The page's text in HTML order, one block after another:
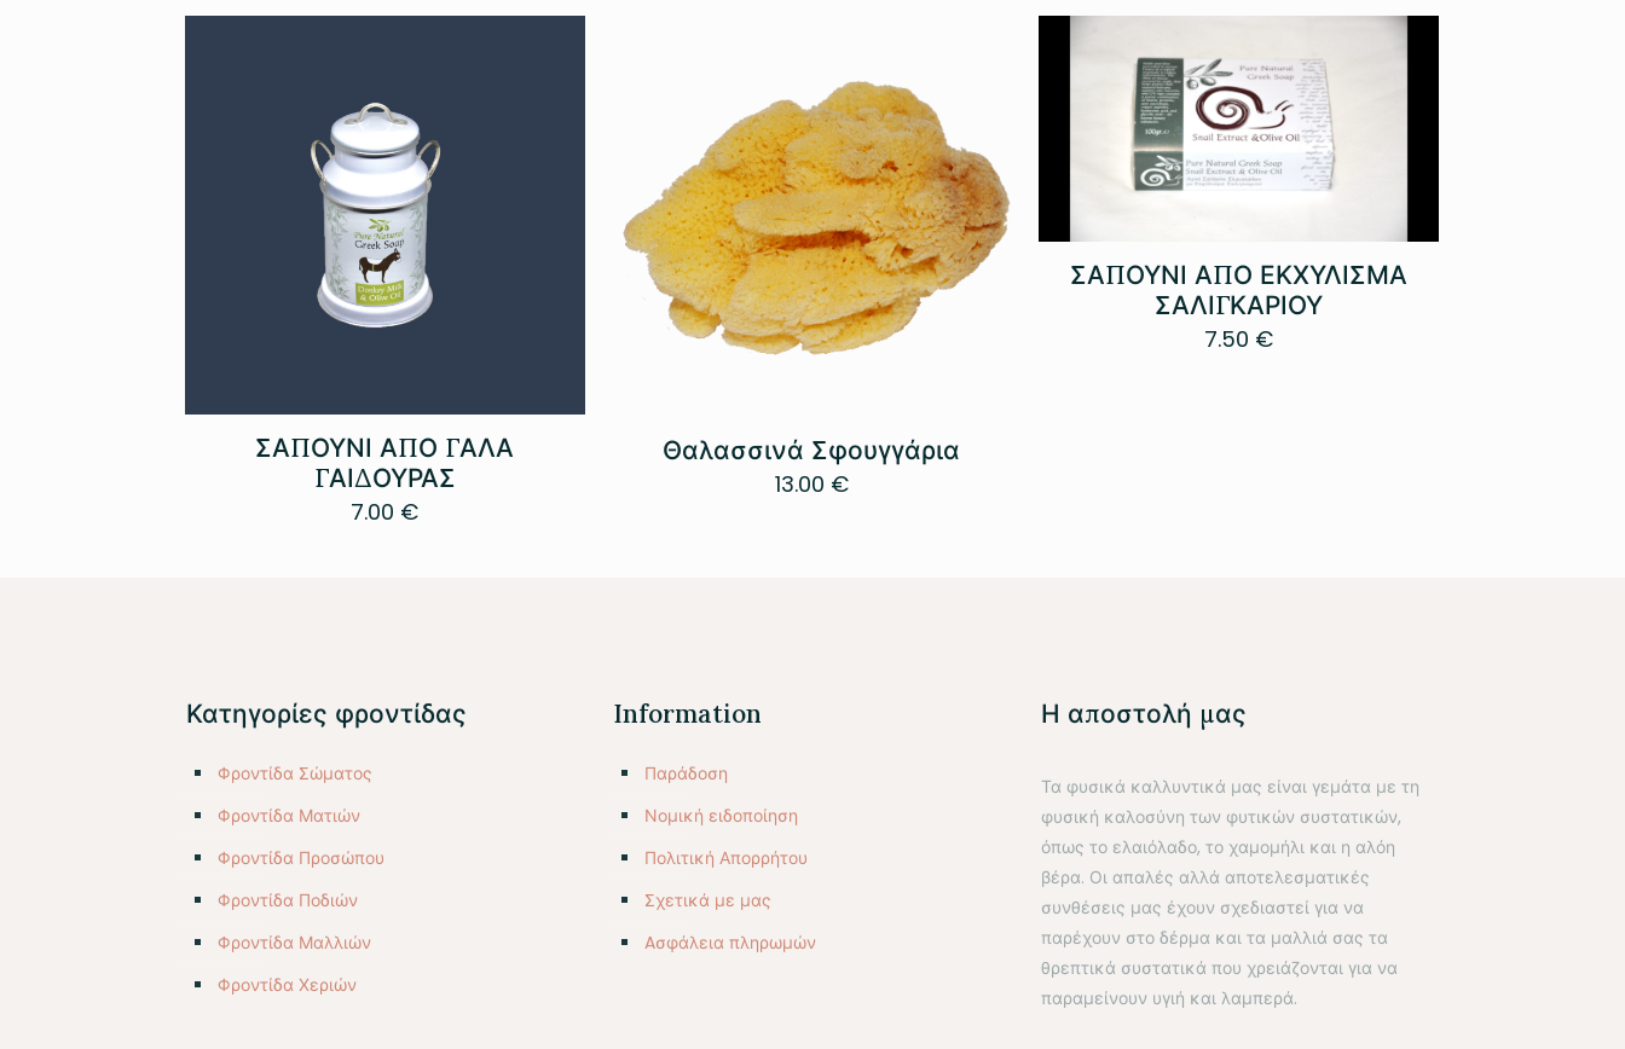
ΣΑΠΟΥΝΙ ΑΠΟ ΓΑΛΑ
ΓΑΙΔΟΥΡΑΣ
7.00 €
Θαλασσινά Σφουγγάρια
13.00 €
ΣΑΠΟΥΝΙ ΑΠΟ ΕΚΧΥΛΙΣΜΑ
ΣΑΛΙΓΚΑΡΙΟΥ
7.50 €
Κατηγορίες φροντίδας
Φροντίδα Σώματος
Φροντίδα Ματιών
Φροντίδα Προσώπου
Φροντίδα Ποδιών
Φροντίδα Μαλλιών
Φροντίδα Χεριών
Information
Παράδοση
Νομική ειδοποίηση
Πολιτική Απορρήτου
Σχετικά με μας
Aσφάλεια πληρωμών
Η αποστολή μας
Τα φυσικά καλλυντικά μας είναι γεμάτα με τη
φυσική καλοσύνη των φυτικών συστατικών,
όπως το ελαιόλαδο, το χαμομήλι και η αλόη
βέρα. Οι απαλές αλλά αποτελεσματικές
συνθέσεις μας έχουν σχεδιαστεί για να
παρέχουν στο δέρμα και τα μαλλιά σας τα
θρεπτικά συστατικά που χρειάζονται για να
παραμείνουν υγιή και λαμπερά.